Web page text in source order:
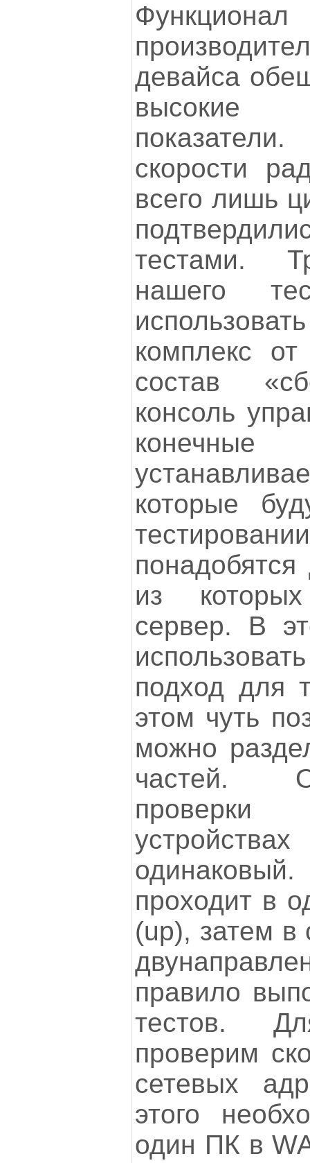
девайса
высокие
скорости
всего лишь
тестами.
нашего
комплекс
состав
консоль
которые
из
сервер. В
подход для
этом чуть
можно
частей.
проходит в
(up), затем в
правило
тестов.
проверим
сетевых
этого
один ПК в